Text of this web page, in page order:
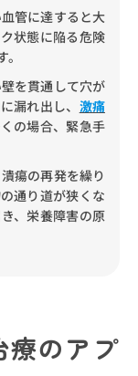
管に達すると大
状態に陥る危険
を貫通して穴が
漏れ出し、 激痛
の場合、緊急手
潰瘍の再発を繰り
通り道が狭くな
、栄養障害の原
療のアプ